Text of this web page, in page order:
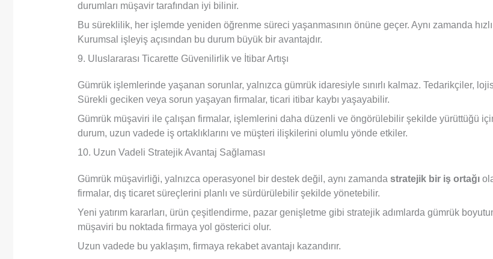
durumları müşavir tarafından iyi bilinir.
Bu süreklilik, her işlemde yeniden öğrenme süreci yaşanmasının önüne geçer. Aynı zamanda
Kurumsal işleyiş açısından bu durum büyük bir avantajdır.
9. Uluslararası Ticarette Güvenilirlik ve İtibar Artışı
Gümrük işlemlerinde yaşanan sorunlar, yalnızca gümrük idaresiyle sınırlı kalmaz. Tedarikçiler,
Sürekli geciken veya sorun yaşayan firmalar, ticari itibar kaybı yaşayabilir.
Gümrük müşaviri ile çalışan firmalar, işlemlerini daha düzenli ve öngörülebilir şekilde yürüttüğü
durum, uzun vadede iş ortaklıklarını ve müşteri ilişkilerini olumlu yönde etkiler.
10. Uzun Vadeli Stratejik Avantaj Sağlaması
Gümrük müşavirliği, yalnızca operasyonel bir destek değil, aynı zamanda stratejik bir iş ortağı
firmalar, dış ticaret süreçlerini planlı ve sürdürülebilir şekilde yönetebilir.
Yeni yatırım kararları, ürün çeşitlendirme, pazar genişletme gibi stratejik adımlarda gümrük
müşaviri bu noktada firmaya yol gösterici olur.
Uzun vadede bu yaklaşım, firmaya rekabet avantajı kazandırır.